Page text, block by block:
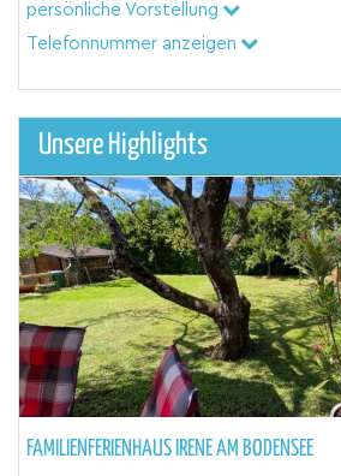
persönliche Vorstellung
Telefonnummer anzeigen
Unsere Highlights
FAMILIENFERIENHAUS IRENE AM BODENSEE